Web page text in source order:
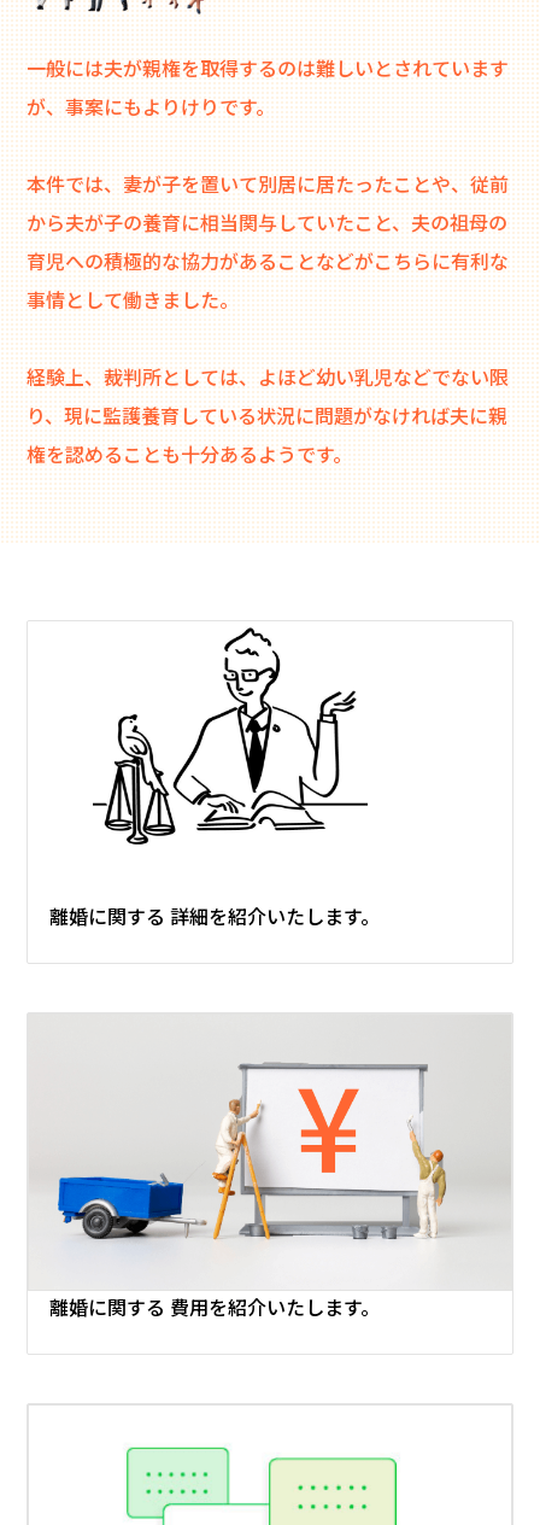
一般には夫が親権を取得するのは難しいとされています
が、事案にもよりけりです。
本件では、妻が子を置いて別居に居たったことや、従前
から夫が子の養育に相当関与していたこと、夫の祖母の
育児への積極的な協力があることなどがこちらに有利な
事情として働きました。
経験上、裁判所としては、よほど幼い乳児などでない限
り、現に監護養育している状況に問題がなければ夫に親
権を認めることも十分あるようです。
離婚に関する 詳細を紹介いたします。
離婚に関する 費用を紹介いたします。